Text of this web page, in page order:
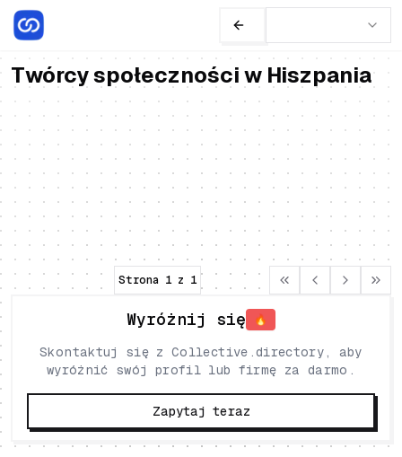
Twórcy społeczności w Hiszpania
Anne-Claire Lecat
Brand & Community Builder, ekspert w
Specjalizuje się w budowaniu marki i
rozwoju społeczności.
Strateg Podcastowy
Rozwój Społeczności
Strona 1 z 1
Wyróżnij się 🔥
Skontaktuj się z Collective.directory, aby
wyróżnić swój profil lub firmę za darmo.
Zapytaj teraz